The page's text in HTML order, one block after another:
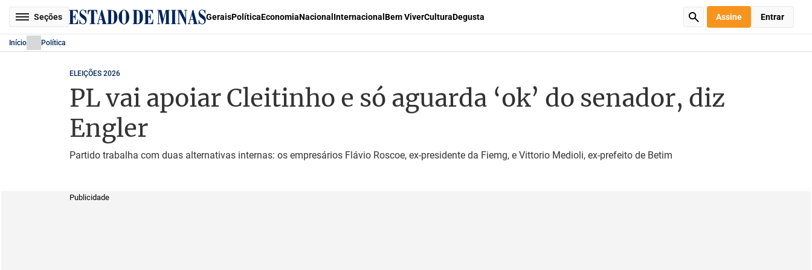
Seções GeraisPolíticaEconomiaNacional Internacional Bem ViverCulturaDegusta Assine Entrar
Início Política
ELEIÇÕES 2026
PL vai apoiar Cleitinho e só aguarda ‘ok’ do senador, diz
Engler
Partido trabalha com duas alternativas internas: os empresários Flávio Roscoe, ex-presidente da Fiemg, e Vittorio Medioli, ex-prefeito de Betim
Publicidade